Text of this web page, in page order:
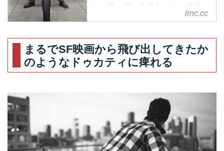
い。乗っている兄ちゃん（失礼）
も古き良きアメリカ感爆発で、こ
これはなんだろ。セパハンに角っ
ぽいタンクがやっぱり渋い。
hazanmotorworks.com
ロイヤルエンフィールドのブレッ
hazanmotorworks.com
Custom Royal Enfield Bullet 500
by Hazan Motorworks
www.youtube.com
Hazan Motorworks
lrnc.cc
まるでSF映画から飛び出してきたか
のようなドゥカティに痺れる